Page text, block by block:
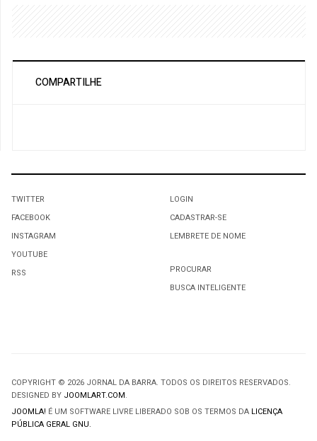
COMPARTILHE
TWITTER
FACEBOOK
INSTAGRAM
YOUTUBE
RSS
LOGIN
CADASTRAR-SE
LEMBRETE DE NOME
PROCURAR
BUSCA INTELIGENTE
COPYRIGHT © 2026 JORNAL DA BARRA. TODOS OS DIREITOS RESERVADOS.
DESIGNED BY JOOMLART.COM.
JOOMLA! É UM SOFTWARE LIVRE LIBERADO SOB OS TERMOS DA LICENÇA
PÚBLICA GERAL GNU.